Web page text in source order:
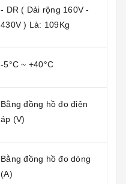
- DR ( Dải rộng 160V -
430V ) Là: 109Kg
-5°C ~ +40°C
Bằng đồng hồ đo điện
áp (V)
Bằng đồng hồ đo dòng
(A)